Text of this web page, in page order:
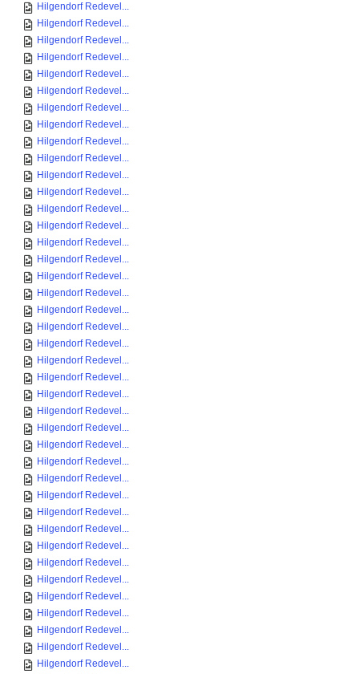
Hilgendorf Redevel...
Hilgendorf Redevel...
Hilgendorf Redevel...
Hilgendorf Redevel...
Hilgendorf Redevel...
Hilgendorf Redevel...
Hilgendorf Redevel...
Hilgendorf Redevel...
Hilgendorf Redevel...
Hilgendorf Redevel...
Hilgendorf Redevel...
Hilgendorf Redevel...
Hilgendorf Redevel...
Hilgendorf Redevel...
Hilgendorf Redevel...
Hilgendorf Redevel...
Hilgendorf Redevel...
Hilgendorf Redevel...
Hilgendorf Redevel...
Hilgendorf Redevel...
Hilgendorf Redevel...
Hilgendorf Redevel...
Hilgendorf Redevel...
Hilgendorf Redevel...
Hilgendorf Redevel...
Hilgendorf Redevel...
Hilgendorf Redevel...
Hilgendorf Redevel...
Hilgendorf Redevel...
Hilgendorf Redevel...
Hilgendorf Redevel...
Hilgendorf Redevel...
Hilgendorf Redevel...
Hilgendorf Redevel...
Hilgendorf Redevel...
Hilgendorf Redevel...
Hilgendorf Redevel...
Hilgendorf Redevel...
Hilgendorf Redevel...
Hilgendorf Redevel...